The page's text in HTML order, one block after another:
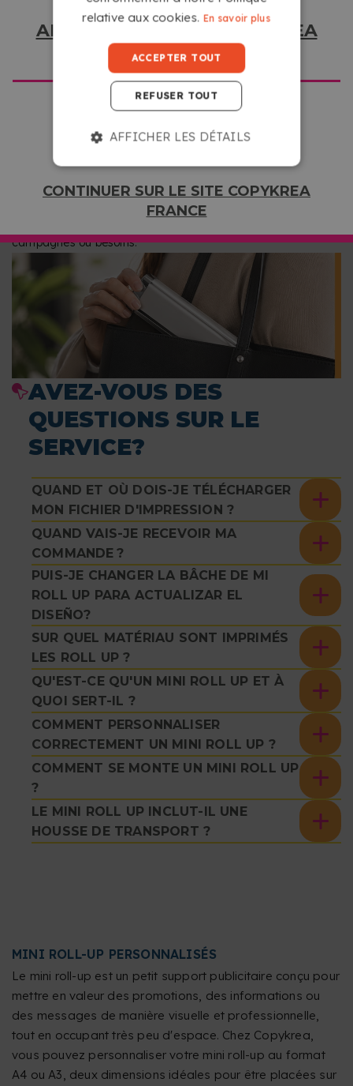
ALLER SUR LE SITE COPYKREA
USA
CONTINUER SUR LE SITE COPYKREA
FRANCE
PETITS, LÉGERS ET FACILES À TRANSPORTER
Fabriqué en aluminium et en plastique, ce support est
résistant et très léger, idéal pour une utilisation en intérieur.
Il se monte en quelques secondes sans outils et son visuel
sur une face, imprimé sur du polypropylène sans PVC,
campagnes ou besoins.
AVEZ-VOUS DES
QUESTIONS SUR LE
SERVICE?
QUAND ET OÙ DOIS-JE TÉLÉCHARGER
MON FICHIER D'IMPRESSION ?
QUAND VAIS-JE RECEVOIR MA
COMMANDE ?
PUIS-JE CHANGER LA BÂCHE DE MI
ROLL UP PARA ACTUALIZAR EL
DISEÑO?
SUR QUEL MATÉRIAU SONT IMPRIMÉS
LES ROLL UP ?
QU'EST-CE QU'UN MINI ROLL UP ET À
QUOI SERT-IL ?
COMMENT PERSONNALISER
CORRECTEMENT UN MINI ROLL UP ?
COMMENT SE MONTE UN MINI ROLL UP
?
LE MINI ROLL UP INCLUT-IL UNE
HOUSSE DE TRANSPORT ?
MINI ROLL-UP PERSONNALISÉS
Le mini roll-up est un petit support publicitaire conçu pour
mettre en valeur des promotions, des informations ou
des messages de manière visuelle et professionnelle,
tout en occupant très peu d'espace. Chez Copykrea,
vous pouvez personnaliser votre mini roll-up au format
A4 ou A3, deux dimensions idéales pour être placées sur
relative aux cookies.En savoir plus
ACCEPTER TOUT
REFUSER TOUT
AFFICHER LES DÉTAILS